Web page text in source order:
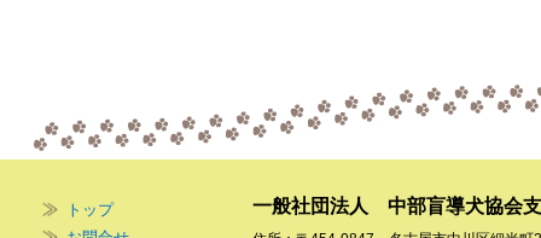
トップ
一般社団法人 中部盲導犬協会